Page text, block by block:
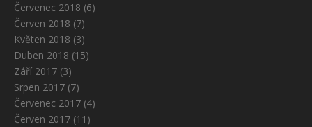
Červenec 2018 (6)
Červen 2018 (7)
Květen 2018 (3)
Duben 2018 (15)
Září 2017 (3)
Srpen 2017 (7)
Červenec 2017 (4)
Červen 2017 (11)